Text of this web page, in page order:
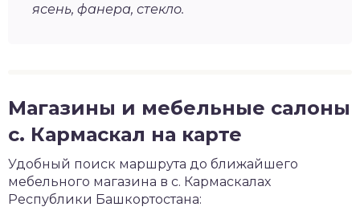
ясень, фанера, стекло.
Магазины и мебельные салоны
с. Кармаскал на карте
Удобный поиск маршрута до ближайшего
мебельного магазина в с. Кармаскалах
Республики Башкортостана: